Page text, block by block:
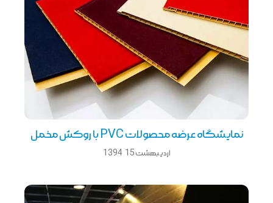
نمایشگاه عرضه محصولات PVC با روکش مخمل
اردیبهشت 15, 1394